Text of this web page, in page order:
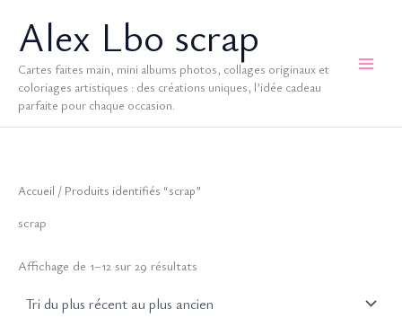
contenuAlex Lbo scrap
Cartes faites main, mini albums photos, collages originaux et
coloriages artistiques : des créations uniques, l’idée cadeau
parfaite pour chaque occasion.
Accueil / Produits identifiés “scrap”
scrap
Affichage de 1–12 sur 29 résultats
récent
au